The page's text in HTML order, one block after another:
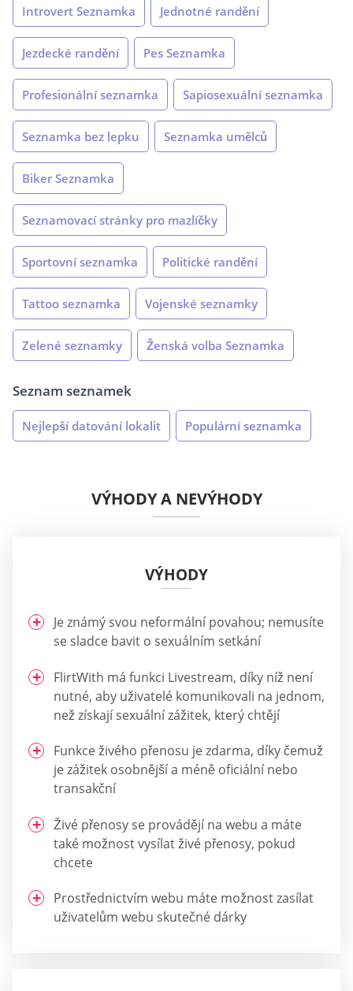
Introvert Seznamka Jednotné randění
Jezdecké randění Pes Seznamka
Profesionální seznamka Sapiosexuální seznamka
Seznamka bez lepku Seznamka umělců
Biker Seznamka
Seznamovací stránky pro mazlíčky
Sportovní seznamka Politické randění
Tattoo seznamka Vojenské seznamky
Zelené seznamky Ženská volba Seznamka
Seznam seznamek
Nejlepší datování lokalit Populární seznamka
VÝHODY A NEVÝHODY
VÝHODY
Je známý svou neformální povahou; nemusíte
se sladce bavit o sexuálním setkání
FlirtWith má funkci Livestream, díky níž není
nutné, aby uživatelé komunikovali na jednom,
než získají sexuální zážitek, který chtějí
Funkce živého přenosu je zdarma, díky čemuž
je zážitek osobnější a méně oficiální nebo
transakční
Živé přenosy se provádějí na webu a máte
také možnost vysílat živé přenosy, pokud
chcete
Prostřednictvím webu máte možnost zasílat
uživatelům webu skutečné dárky